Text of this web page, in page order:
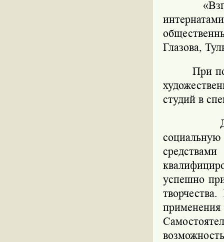
Глазова,
При
студий в
успешно